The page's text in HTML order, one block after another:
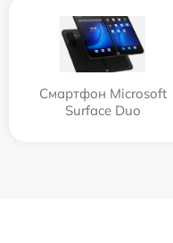
Смартфон Microsoft
Surface Duo